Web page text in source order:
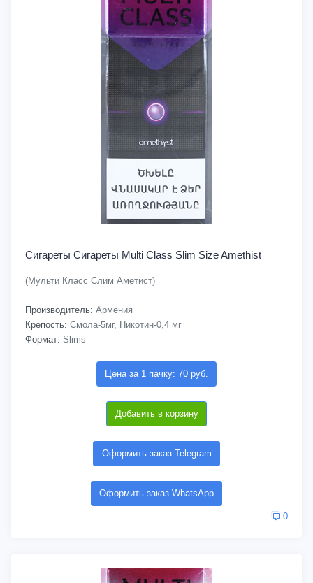
Сигареты Cигареты Multi Class Slim Size Amethist
(Мульти Класс Слим Аметист)
Производитель: Армения
Крепость: Смола-5мг, Никотин-0,4 мг
Формат: Slims
Цена за 1 пачку: 70 руб.
Добавить в корзину
Оформить заказ Telegram
Оформить заказ WhatsApp
0